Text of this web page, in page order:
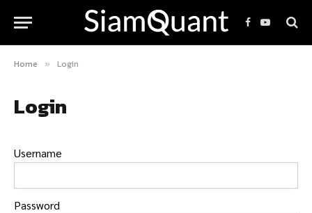
Facebook
YouTube
Home » Login
Login
Username
Password